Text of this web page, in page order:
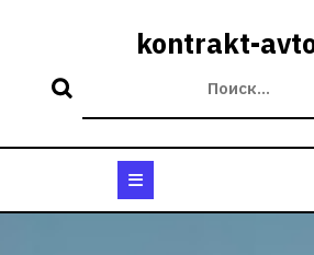
kontrakt-